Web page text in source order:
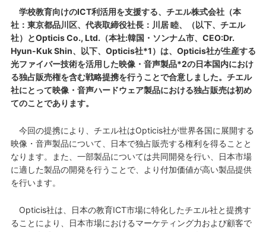
学校教育向けのICT利活用を支援する、チエル株式会社（本
社：東京都品川区、代表取締役社長：川居 睦、（以下、チエル
社）とOpticis Co., Ltd.（本社:韓国・ソンナム市、CEO:Dr.
Hyun-Kuk Shin、以下、Opticis社*1）は、Opticis社が生産する
光ファイバー技術を活用した映像・音声製品*2の日本国内におけ
る独占販売権を含む戦略提携を行うことで合意しました。チエル
社にとって映像・音声ハードウェア製品における独占販売は初め
てのことであります。
今回の提携により、チエル社はOpticis社が世界各国に展開する
映像・音声製品について、日本で独占販売する権利を得ることと
なります。また、一部製品については共同開発を行い、日本市場
に適した製品の開発を行うことで、より付加価値が高い製品提供
を行います。
Opticis社は、日本の教育ICT市場に特化したチエル社と提携す
ることにより、日本市場におけるマーケティング力および顧客で